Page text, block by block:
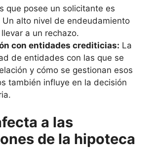
que posee un solicitante es
Un alto nivel de endeudamiento
a un rechazo.
con entidades crediticias: La
de entidades con las que se
y cómo se gestionan esos
también influye en la decisión
a las
de la hipoteca